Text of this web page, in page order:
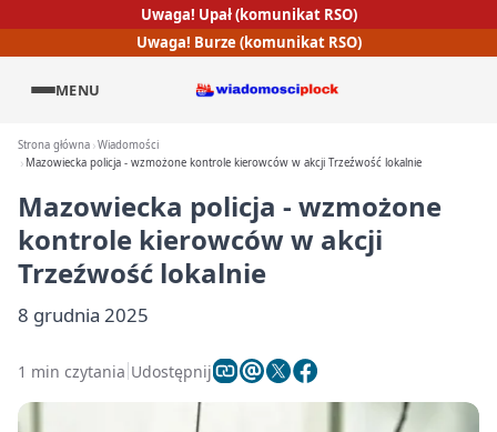
Uwaga! Upał (komunikat RSO)
Uwaga! Burze (komunikat RSO)
MENU
Strona główna Wiadomości
Mazowiecka policja - wzmożone kontrole kierowców w akcji Trzeźwość lokalnie
Mazowiecka policja - wzmożone
kontrole kierowców w akcji
Trzeźwość lokalnie
8 grudnia 2025
1 min czytania Udostępnij